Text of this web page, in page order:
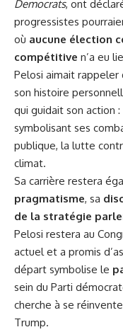
Democrats, ont
progressistes
où aucune élection
compétitive n’a eu
Pelosi aimait rappeler
son histoire
qui guidait son action
symbolisant ses
publique, la lutte
climat.
Sa carrière restera
pragmatisme, sa
de la stratégie
Pelosi restera au
actuel et a promis
départ symbolise le
sein du Parti
cherche à se
Trump.